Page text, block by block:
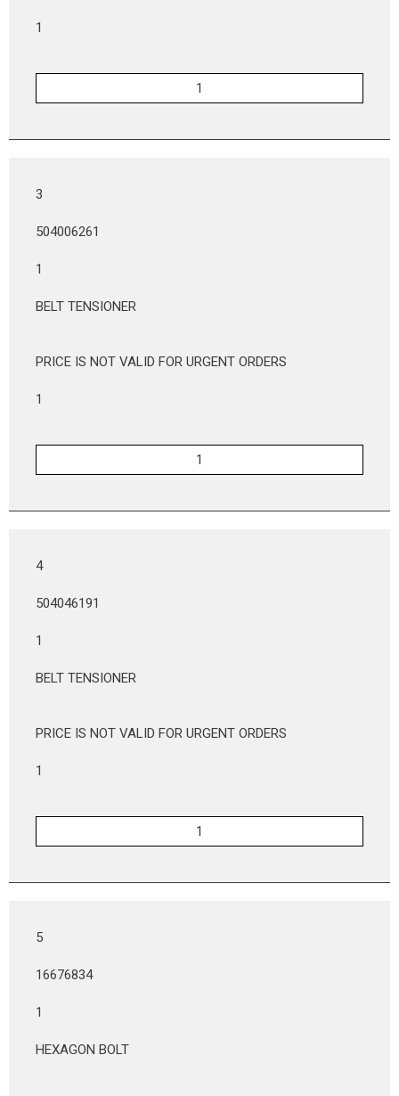
1
3
504006261
1
BELT TENSIONER
PRICE IS NOT VALID FOR URGENT ORDERS
1
4
504046191
1
BELT TENSIONER
PRICE IS NOT VALID FOR URGENT ORDERS
1
5
16676834
1
HEXAGON BOLT